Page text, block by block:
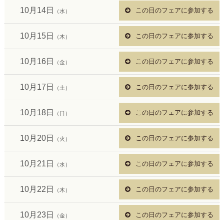
10月14日 （水） この日のフェアに参加する
10月15日 （木） この日のフェアに参加する
10月16日 （金） この日のフェアに参加する
10月17日 （土） この日のフェアに参加する
10月18日 （日） この日のフェアに参加する
10月20日 （火） この日のフェアに参加する
10月21日 （水） この日のフェアに参加する
10月22日 （木） この日のフェアに参加する
10月23日 （金） この日のフェアに参加する